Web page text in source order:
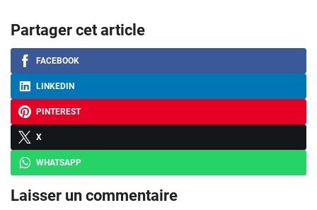
Partager cet article
FACEBOOK
LINKEDIN
PINTEREST
X
WHATSAPP
Laisser un commentaire